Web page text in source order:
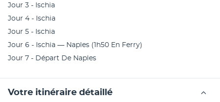
Jour 3 - Ischia
Jour 4 - Ischia
Jour 5 - Ischia
Jour 6 - Ischia — Naples (1h50 En Ferry)
Jour 7 - Départ De Naples
Votre itinéraire détaillé